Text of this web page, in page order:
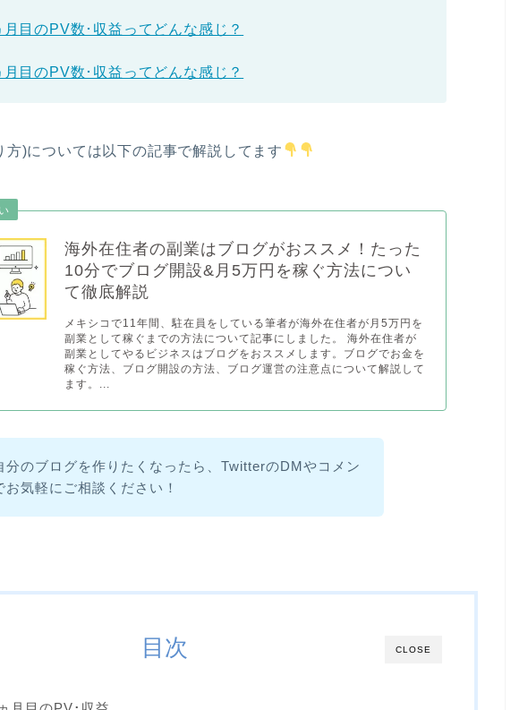
目のPV数･収益ってどんな感じ？
目のPV数･収益ってどんな感じ？
方)については以下の記事で解説してます
海外在住者の副業はブログがおススメ！たった
10分でブログ開設&月5万円を稼ぐ方法につい
て徹底解説
メキシコで11年間、駐在員をしている筆者が海外在住者が月5万円を
副業として稼ぐまでの方法について記事にしました。 海外在住者が
副業としてやるビジネスはブログをおススメします。ブログでお金を
稼ぐ方法、ブログ開設の方法、ブログ運営の注意点について解説して
ます。...
分のブログを作りたくなったら、TwitterのDMやコメン
お気軽にご相談ください！
CLOSE
目次